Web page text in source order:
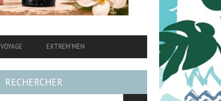
VOYAGE EXTREM’MEN
RECHERCHER